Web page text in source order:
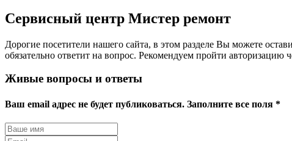
Сервисный центр Мистер ремонт
Дорогие посетители нашего сайта, в этом разделе Вы можете
обязательно ответит на вопрос. Рекомендуем пройти авторизацию
Живые вопросы и ответы
Ваш email адрес не будет публиковаться. Заполните все поля *